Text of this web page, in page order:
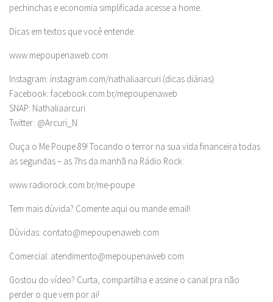
pechinchas e economia simplificada acesse a home.
Dicas em textos que você entende:
www.mepoupenaweb.com
Instagram: instagram.com/nathaliaarcuri (dicas diárias)
Facebook: facebook.com.br/mepoupenaweb
SNAP: Nathaliaarcuri
Twitter: @Arcuri_N
Ouça o Me Poupe 89! Tocando o terror na sua vida financeira todas
as segundas – as 7hs da manhã na Rádio Rock:
www.radiorock.com.br/me-poupe
Tem mais dúvida? Comente aqui ou mande email!
Dúvidas: contato@mepoupenaweb.com
Comercial: atendimento@mepoupenaweb.com
Gostou do vídeo? Curta, compartilha e assine o canal pra não
perder o que vem por ai!